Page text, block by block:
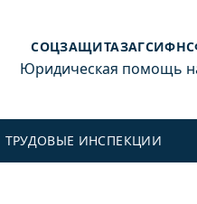
СОЦЗАЩИТАЗАГСИФНС
Юридическая помощь
ТРУДОВЫЕ ИНСПЕКЦИИ